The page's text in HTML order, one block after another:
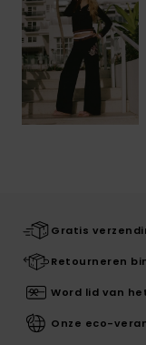
Gratis
Retourneren
Word lid van
Onze eco-